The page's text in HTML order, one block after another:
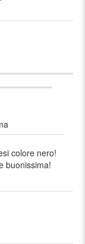
colore nero!
buonissima!